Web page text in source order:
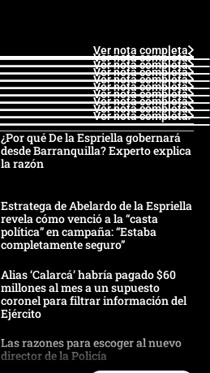
Ver nota completa
Ver nota completa
Ver nota completa
Ver nota completa
Ver nota completa
Ver nota completa
Ver nota completa
Ver nota completa
Ver nota completa
Ver nota completa
¿Por qué De la Espriella gobernará
desde Barranquilla? Experto explica
la razón
Estratega de Abelardo de la Espriella
revela cómo venció a la “casta
política” en campaña: “Estaba
completamente seguro”
Alias ‘Calarcá’ habría pagado $60
millones al mes a un supuesto
coronel para filtrar información del
Ejército
Las razones para escoger al nuevo
director de la Policía